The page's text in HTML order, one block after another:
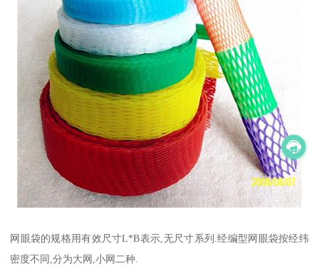
网眼袋的规格用有效尺寸L*B表示,无尺寸系列.经编型网眼袋按经纬
密度不同,分为大网,小网二种.